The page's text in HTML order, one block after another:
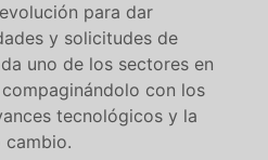
para dar
y solicitudes de
uno de los sectores en
con los
tecnológicos y la
cambio.